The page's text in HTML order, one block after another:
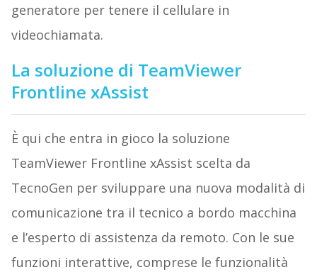
generatore per tenere il cellulare in
videochiamata.
La soluzione di TeamViewer
Frontline xAssist
È qui che entra in gioco la soluzione
TeamViewer Frontline xAssist scelta da
TecnoGen per sviluppare una nuova modalità di
comunicazione tra il tecnico a bordo macchina
e l’esperto di assistenza da remoto. Con le sue
funzioni interattive, comprese le funzionalità